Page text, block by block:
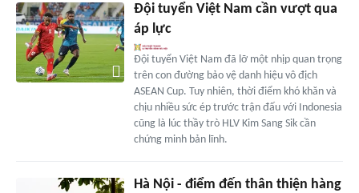
Đội tuyển Việt Nam cần vượt qua
áp lực
Đội tuyển Việt Nam đã lỡ một nhịp quan trọng
trên con đường bảo vệ danh hiệu vô địch
ASEAN Cup. Tuy nhiên, thời điểm khó khăn và
chịu nhiều sức ép trước trận đấu với Indonesia
cũng là lúc thầy trò HLV Kim Sang Sik cần
chứng minh bản lĩnh.
Hà Nội - điểm đến thân thiện hàng